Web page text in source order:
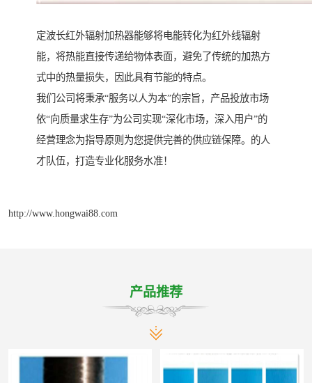
定波长红外辐射加热器能够将电能转化为红外线辐射
能，将热能直接传递给物体表面，避免了传统的加热方
式中的热量损失，因此具有节能的特点。
我们公司将秉承“服务以人为本”的宗旨，产品投放市场
依“向质量求生存”为公司实现“深化市场，深入用户”的
经营理念为指导原则为您提供完善的供应链保障。的人
才队伍，打造专业化服务水准！
http://www.hongwai88.com
产品推荐